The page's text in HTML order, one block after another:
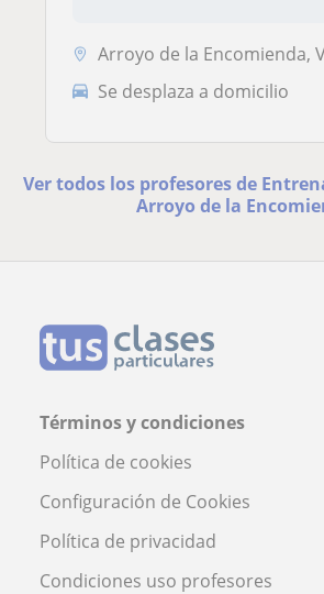
Arroyo de la Encomienda, Valladolid
Se desplaza a domicilio
Ver todos los profesores de
Arroyo de la
Términos y condiciones
Política de cookies
Configuración de Cookies
Política de privacidad
Condiciones uso profesores